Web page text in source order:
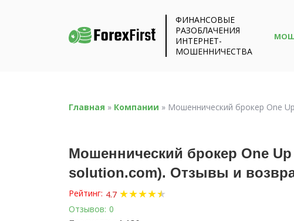
ФИНАНСОВЫЕ
РАЗОБЛАЧЕНИЯ
ИНТЕРНЕТ-
МОШЕННИЧЕСТВА
Главная » Компании » Мошеннический брокер One
Мошеннический брокер One
solution.com). Отзывы и
Рейтинг: 4.7 ★★★★★
★
Отзывов: 0